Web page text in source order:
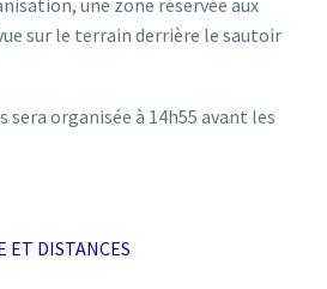
une zone réservée aux
sur le terrain derrière le sautoir
sera organisée à 14h55 avant les
ET DISTANCES